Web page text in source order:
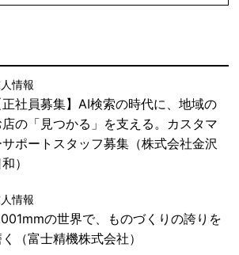
情報
正社員募集】AI検索の時代に、地域の
店の「見つかる」を支える。カスタマ
サポートスタッフ募集（株式会社金沢
）
情報
の世界で、ものづくりの誇りを
（富士精機株式会社）